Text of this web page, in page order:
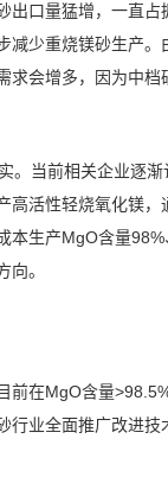
口量猛增，一直占
减少重烧镁砂生产
会增多，因为中
。当前相关企业逐
活性轻烧氧化镁
生产MgO含量
。
在MgO含量
业全面推广改进